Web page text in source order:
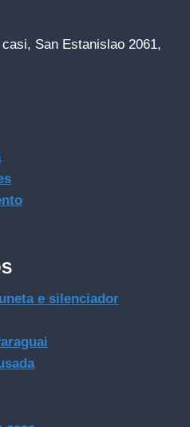
San Estanislao 2061,
e silenciador